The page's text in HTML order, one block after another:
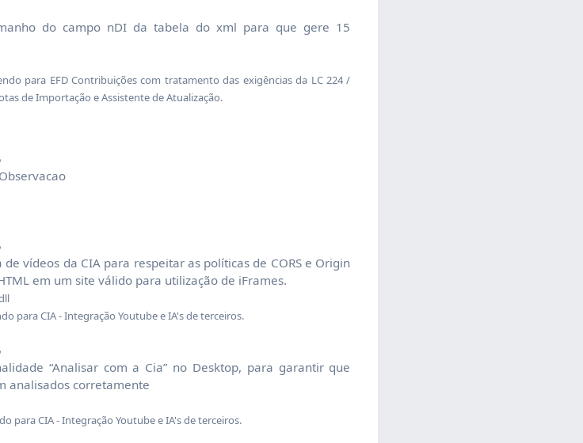
do campo nDI da tabela do xml para que gere 15
para EFD Contribuições com tratamento das exigências da LC 224 /
de Importação e Assistente de Atualização.
vídeos da CIA para respeitar as políticas de CORS e Origin
em um site válido para utilização de iFrames.
para CIA - Integração Youtube e IA's de terceiros.
“Analisar com a Cia” no Desktop, para garantir que
analisados corretamente
para CIA - Integração Youtube e IA's de terceiros.